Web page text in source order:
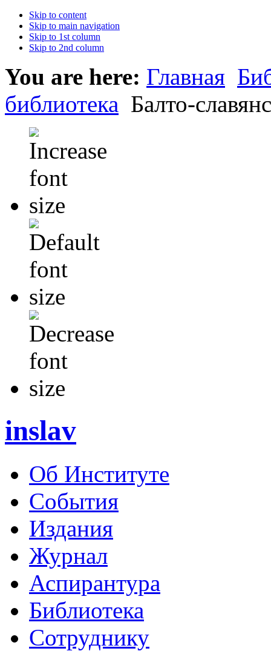
Skip to content
Skip to main navigation
Skip to 1st column
Skip to 2nd column
You are here: Главная
библиотека Балто-
inslav
Об Институте
События
Издания
Журнал
Аспирантура
Библиотека
Сотруднику